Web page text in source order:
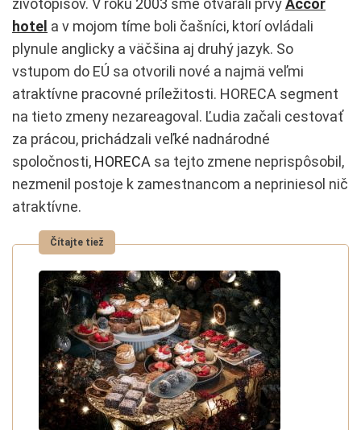
životopisov. V roku 2003 sme otvárali prvýAccor
hotel a v mojom tíme boli čašníci, ktorí ovládali
plynule anglicky a väčšina aj druhý jazyk. So
vstupom do EÚ sa otvorili nové a najmä veľmi
atraktívne pracovné príležitosti. HORECA segment
na tieto zmeny nezareagoval. Ľudia začali cestovať
za prácou, prichádzali veľké nadnárodné
spoločnosti, HORECA sa tejto zmene neprispôsobil,
nezmenil postoje k zamestnancom a nepriniesol nič
atraktívne.